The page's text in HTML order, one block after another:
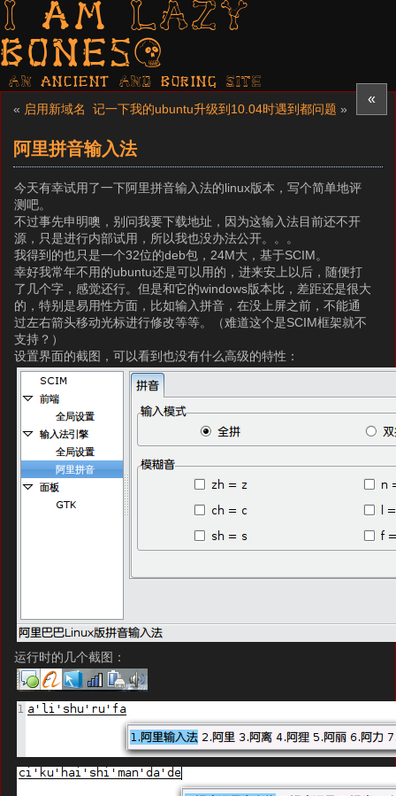
I am LAZY
bones?
AN ancient AND boring SITE
«
« 启用新域名 记一下我的ubuntu升级到10.04时遇到都问题 »
阿里拼音输入法
今天有幸试用了一下阿里拼音输入法的linux版本，写个简单地评
测吧。
不过事先申明噢，别问我要下载地址，因为这输入法目前还不开
源，只是进行内部试用，所以我也没办法公开。。。
我得到的也只是一个32位的deb包，24M大，基于SCIM。
幸好我常年不用的ubuntu还是可以用的，进来安上以后，随便打
了几个字，感觉还行。但是和它的windows版本比，差距还是很大
的，特别是易用性方面，比如输入拼音，在没上屏之前，不能通
过左右箭头移动光标进行修改等等。（难道这个是SCIM框架就不
支持？）
设置界面的截图，可以看到也没有什么高级的特性：
运行时的几个截图：